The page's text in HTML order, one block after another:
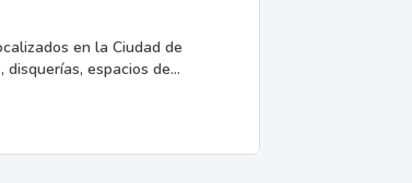
en la Ciudad de
espacios de...